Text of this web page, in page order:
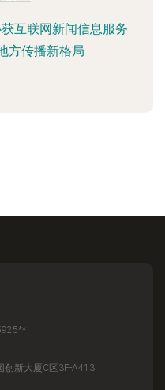
互联网新闻信息服务
方传播新格局
创新大厦C区3F-A413